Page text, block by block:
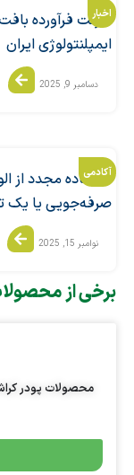
اخبار
شرکت فرآورده بافت
ایمپلنتولوژی ایران
دسامبر 9, 2025
آکادمی
استفاده مجدد از
صرفه‌جویی یا یک
نوامبر 15, 2025
برخی از
محصولات پودر